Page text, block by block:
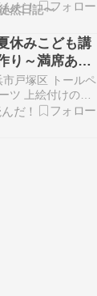
本当はかなり雨
日比谷まで行って
ンに撮ったので、
す。 日比谷公園
然日記〜
休みこども講
り～満席あり
戸塚区 トールペ
ツ 上絵付けのお
Angel 松本
り添いながら想い